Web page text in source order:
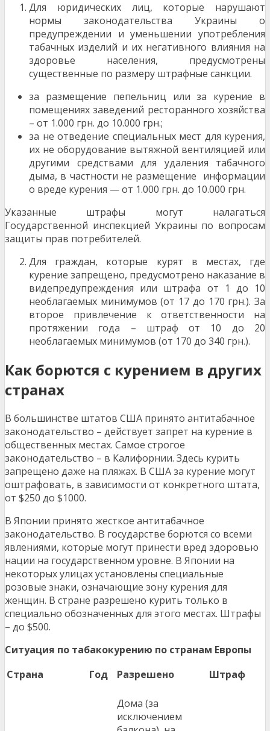
Для юридических лиц, которые нарушают
нормы законодательства Украины о
предупреждении и уменьшении употребления
табачных изделий и их негативного влияния на
здоровье населения, предусмотрены
существенные по размеру штрафные санкции.
за размещение пепельниц или за курение в
помещениях заведений ресторанного хозяйства
– от 1.000 грн. до 10.000 грн.;
за не отведение специальных мест для курения,
их не оборудование вытяжной вентиляцией или
другими средствами для удаления табачного
дыма, в частности не размещение информации
о вреде курения — от 1.000 грн. до 10.000 грн.
Указанные штрафы могут налагаться
Государственной инспекцией Украины по вопросам
защиты прав потребителей.
Для граждан, которые курят в местах, где
курение запрещено, предусмотрено наказание в
видепредупреждения или штрафа от 1 до 10
необлагаемых минимумов (от 17 до 170 грн.). За
второе привлечение к ответственности на
протяжении года – штраф от 10 до 20
необлагаемых минимумов (от 170 до 340 грн.).
Как борются с курением в других
странах
В большинстве штатов США принято антитабачное
законодательство – действует запрет на курение в
общественных местах. Самое строгое
законодательство – в Калифорнии. Здесь курить
запрещено даже на пляжах. В США за курение могут
оштрафовать, в зависимости от конкретного штата,
от $250 до $1000.
В Японии принято жесткое антитабачное
законодательство. В государстве борются со всеми
явлениями, которые могут принести вред здоровью
нации на государственном уровне. В Японии на
некоторых улицах установлены специальные
розовые знаки, означающие зону курения для
женщин. В стране разрешено курить только в
специально обозначенных для этого местах. Штрафы
– до $500.
Ситуация по табакокурению по странам Европы
Страна
Год Разрешено Штраф
Дома (за
исключением